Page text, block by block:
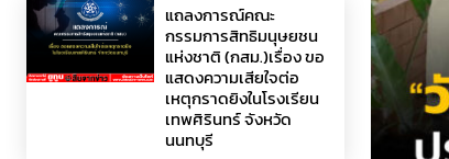
แถลงการณ์คณะ
กรรมการสิทธิมนุษยชน
แห่งชาติ (กสม.)เรื่อง ขอ
แสดงความเสียใจต่อ
เหตุกราดยิงในโรงเรียน
เทพศิรินทร์ จังหวัด
นนทบุรี